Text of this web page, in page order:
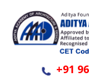
+91